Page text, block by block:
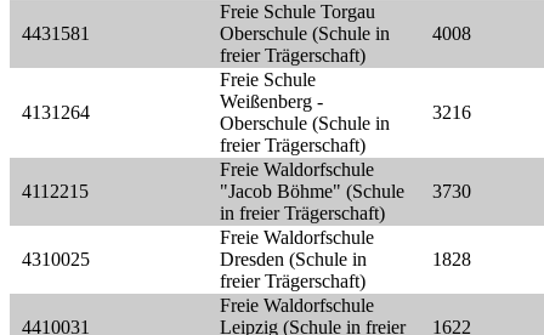
4431581
Freie Schule Torgau
Oberschule (Schule in
freier Trägerschaft)
4008
4131264
Freie Schule
Weißenberg -
Oberschule (Schule in
freier Trägerschaft)
3216
4112215
Freie Waldorfschule
"Jacob Böhme" (Schule
in freier Trägerschaft)
3730
4310025
Freie Waldorfschule
Dresden (Schule in
freier Trägerschaft)
1828
4410031
Freie Waldorfschule
Leipzig (Schule in freier
1622